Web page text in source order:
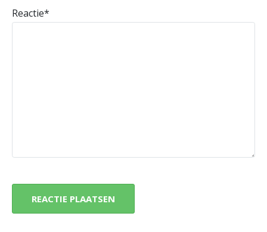
Reactie*